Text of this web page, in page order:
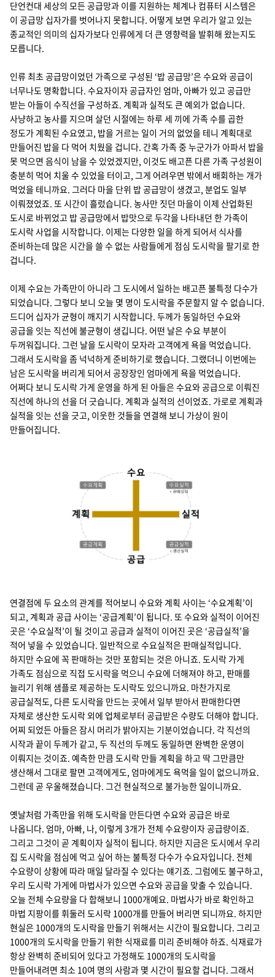
단언컨대 세상의 모든 공급망과 이를 지원하는 체계나 컴퓨터 시스템은
이 공급망 십자가를 벗어나지 못합니다. 어떻게 보면 우리가 알고 있는
종교적인 의미의 십자가보다 인류에게 더 큰 영향력을 발휘해 왔는지도
모릅니다.
인류 최초 공급망이었던 가족으로 구성된 ‘밥 공급망’은 수요와 공급이
너무나도 명확합니다. 수요자이자 공급자인 엄마, 아빠가 있고 공급만
받는 아들이 수직선을 구성하죠. 계획과 실적도 큰 예외가 없습니다.
사냥하고 농사를 지으며 살던 시절에는 하루 세 끼에 가족 수를 곱한
정도가 계획된 수요였고, 밥을 거르는 일이 거의 없었을 테니 계획대로
만들어진 밥을 다 먹어 치웠을 겁니다. 간혹 가족 중 누군가가 아파서 밥을
못 먹으면 음식이 남을 수 있었겠지만, 이것도 배고픈 다른 가족 구성원이
충분히 먹어 치울 수 있었을 터이고, 그게 어려우면 밖에서 배회하는 개가
먹었을 테니까요. 그러다 마을 단위 밥 공급망이 생겼고, 분업도 일부
이뤄졌었죠. 또 시간이 흘렀습니다. 농사만 짓던 마을이 이제 산업화된
도시로 바뀌었고 밥 공급망에서 밥맛으로 두각을 나타내던 한 가족이
도시락 사업을 시작합니다. 이제는 다양한 일을 하게 되어서 식사를
준비하는데 많은 시간을 쓸 수 없는 사람들에게 점심 도시락을 팔기로 한
겁니다.
이제 수요는 가족만이 아니라 그 도시에서 일하는 배고픈 불특정 다수가
되었습니다. 그렇다 보니 오늘 몇 명이 도시락을 주문할지 알 수 없습니다.
드디어 십자가 균형이 깨지기 시작합니다. 두께가 동일하던 수요와
공급을 잇는 직선에 불균형이 생깁니다. 어떤 날은 수요 부분이
두꺼워집니다. 그런 날을 도시락이 모자라 고객에게 욕을 먹었습니다.
그래서 도시락을 좀 넉넉하게 준비하기로 했습니다. 그랬더니 이번에는
남은 도시락을 버리게 되어서 공장장인 엄마에게 욕을 먹었습니다.
어쩌다 보니 도시락 가게 운영을 하게 된 아들은 수요와 공급으로 이뤄진
직선에 하나의 선을 더 긋습니다. 계획과 실적의 선이었죠. 가로로 계획과
실적을 잇는 선을 긋고, 이웃한 것들을 연결해 보니 가상이 원이
만들어집니다.
연결점에 두 요소의 관계를 적어보니 수요와 계획 사이는 ‘수요계획’이
되고, 계획과 공급 사이는 ‘공급계획’이 됩니다. 또 수요와 실적이 이어진
곳은 ‘수요실적’이 될 것이고 공급과 실적이 이어진 곳은 ‘공급실적’을
적어 넣을 수 있었습니다. 일반적으로 수요실적은 판매실적입니다.
하지만 수요에 꼭 판매하는 것만 포함되는 것은 아니죠. 도시락 가게
가족도 점심으로 직접 도시락을 먹으니 수요에 더해져야 하고, 판매를
늘리기 위해 샘플로 제공하는 도시락도 있으니까요. 마찬가지로
공급실적도, 다른 도시락을 만드는 곳에서 일부 받아서 판매한다면
자체로 생산한 도시락 외에 업체로부터 공급받은 수량도 더해야 합니다.
어찌 되었든 아들은 잠시 머리가 밝아지는 기분이었습니다. 각 직선의
시작과 끝이 두께가 같고, 두 직선의 두께도 동일하면 완벽한 운영이
이뤄지는 것이죠. 예측한 만큼 도시락 만들 계획을 하고 딱 그만큼만
생산해서 그대로 팔면 고객에게도, 엄마에게도 욕먹을 일이 없으니까요.
그런데 곧 우울해졌습니다. 그건 현실적으로 불가능한 일이니까요.
옛날처럼 가족만을 위해 도시락을 만든다면 수요와 공급은 바로
나옵니다. 엄마, 아빠, 나, 이렇게 3개가 전체 수요량이자 공급량이죠.
그리고 그것이 곧 계획이자 실적이 됩니다. 하지만 지금은 도시에서 우리
집 도시락을 점심에 먹고 싶어 하는 불특정 다수가 수요자입니다. 전체
수요량이 상황에 따라 매일 달라질 수 있다는 얘기죠. 그럼에도 불구하고,
우리 도시락 가게에 마법사가 있으면 수요와 공급을 맞출 수 있습니다.
오늘 전체 수요량을 다 합해보니 1000개예요. 마법사가 바로 확인하고
마법 지팡이를 휘둘러 도시락 1000개를 만들어 버리면 되니까요. 하지만
현실은 1000개의 도시락을 만들기 위해서는 시간이 필요합니다. 그리고
1000개의 도시락을 만들기 위한 식재료를 미리 준비해야 하죠. 식재료가
항상 완벽히 준비되어 있다고 가정해도 1000개의 도시락을
만들어내려면 최소 10여 명의 사람과 몇 시간이 필요할 겁니다. 그래서